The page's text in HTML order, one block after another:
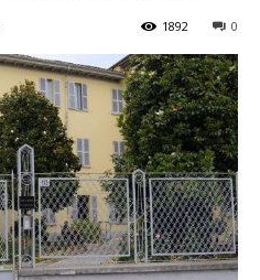
0
1892